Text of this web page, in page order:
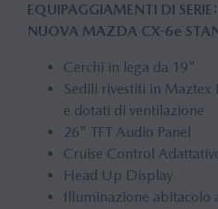
EQUIPAGGIAMENTI DI SERIE:
NUOVA MAZDA CX-6e
Cerchi in lega da 19"
Sedili rivestiti in
e dotati di ventilazione
26" TFT Audio Panel
Cruise Control
Head Up Display
Illuminazione abitacolo